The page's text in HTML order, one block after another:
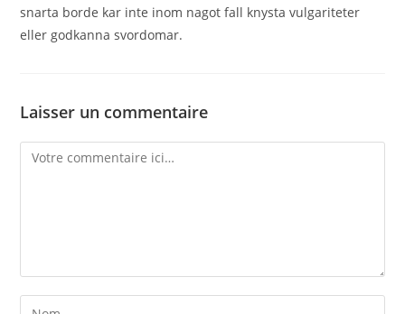
snarta borde kar inte inom nagot fall knysta vulgariteter
eller godkanna svordomar.
Laisser un commentaire
Comment
Enter